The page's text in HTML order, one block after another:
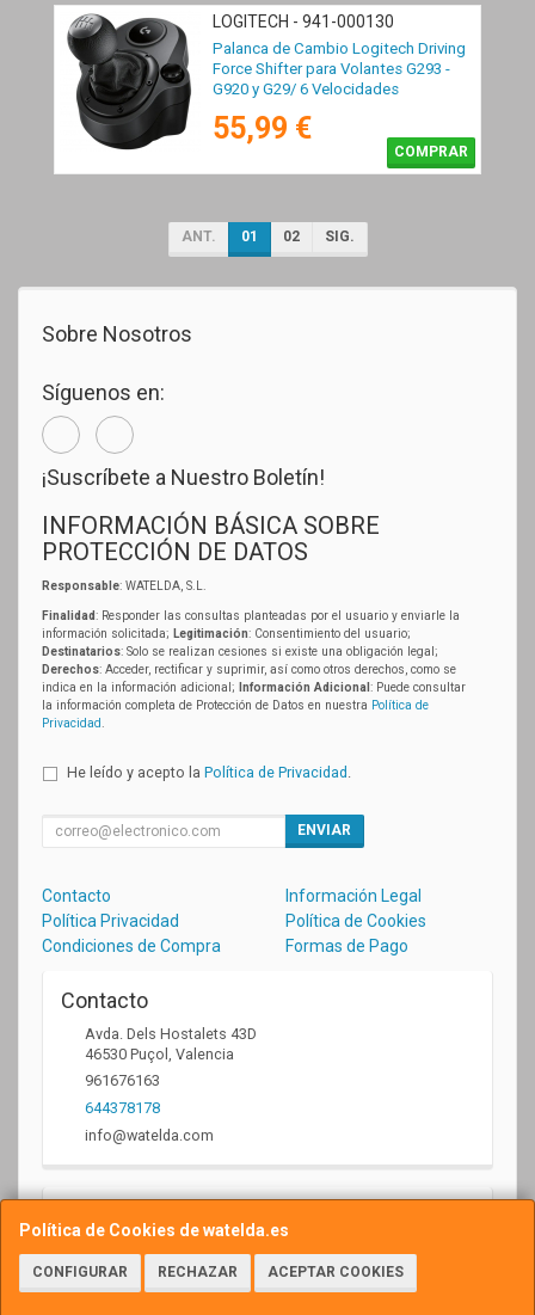
LOGITECH - 941-000130
Palanca de Cambio Logitech Driving
Force Shifter para Volantes G293 -
G920 y G29/ 6 Velocidades
55,99 €
COMPRAR
ANT. 01 02 SIG.
Política de Cookies de watelda.es
CONFIGURAR RECHAZAR ACEPTAR COOKIES
Sobre Nosotros
Síguenos en:
¡Suscríbete a Nuestro Boletín!
INFORMACIÓN BÁSICA SOBRE
PROTECCIÓN DE DATOS
Responsable: WATELDA, S.L.
Finalidad: Responder las consultas planteadas por el usuario y enviarle la
información solicitada; Legitimación: Consentimiento del usuario;
Destinatarios: Solo se realizan cesiones si existe una obligación legal;
Derechos: Acceder, rectificar y suprimir, así como otros derechos, como se
indica en la información adicional;
Información Adicional : Puede consultar
la información completa de Protección de Datos en nuestra Política de
Privacidad
He leído y acepto la Política de Privacidad
ENVIAR
Contacto
Información Legal
Política Privacidad
Política de Cookies
Condiciones de Compra
Formas de Pago
Contacto
Avda. Dels Hostalets 43D
46530 Puçol
Valencia
961676163
644378178
info@watelda.com